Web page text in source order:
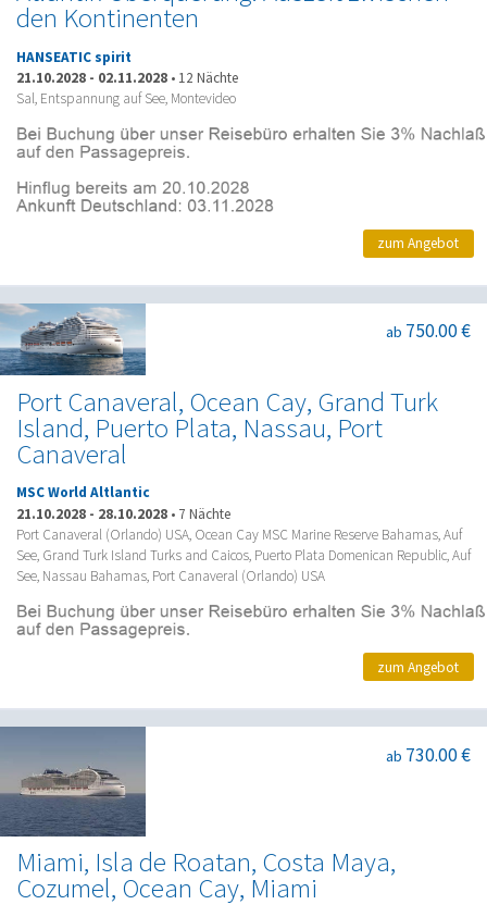
den Kontinenten
HANSEATIC spirit
21.10.2028 - 02.11.2028 • 12 Nächte
Sal, Entspannung auf See, Montevideo
zum Angebot
Port Canaveral, Ocean Cay, Grand Turk
Island, Puerto Plata, Nassau, Port
Canaveral
ab 750.00 €
MSC World Altlantic
21.10.2028 - 28.10.2028 • 7 Nächte
Port Canaveral (Orlando) USA, Ocean Cay MSC Marine Reserve Bahamas, Auf
See, Grand Turk Island Turks and Caicos, Puerto Plata Domenican Republic, Auf
See, Nassau Bahamas, Port Canaveral (Orlando) USA
zum Angebot
Miami, Isla de Roatan, Costa Maya,
Cozumel, Ocean Cay, Miami
ab 730.00 €